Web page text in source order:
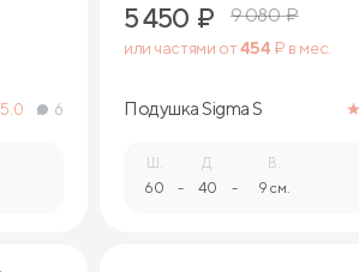
5.0 6
5 450 ₽ 9 080₽
или частями от454 ₽ в мес.
Подушка Sigma S
Ш.
60 -
Д.
40 -
В.
9 см.